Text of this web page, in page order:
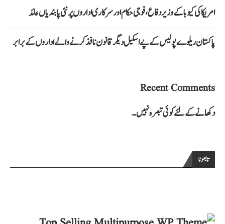
امریکا کی کیوبا کے وزیر دفاع، فوجی حکام اور سرکاری اداروں پر نئی پابندیاں عائد
پاکستان ریلوے پولیس کے پے اسکیل دیگر قانون نافذ کرنے والے اداروں کے برابر
Recent Comments
دکھانے کے لئے کوئی تبصرہ نہیں۔
تابعونا